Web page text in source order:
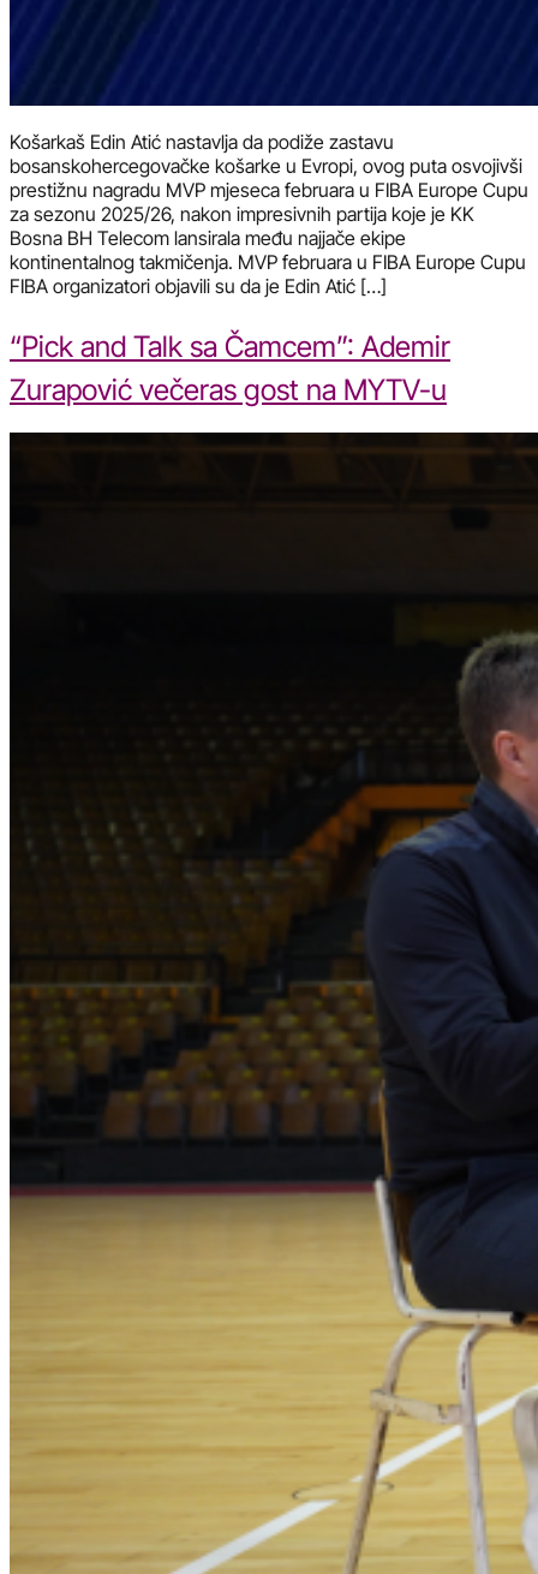
Košarkaš Edin Atić nastavlja da podiže zastavu
bosanskohercegovačke košarke u Evropi, ovog puta osvojivši
prestižnu nagradu MVP mjeseca februara u FIBA Europe Cupu
za sezonu 2025/26, nakon impresivnih partija koje je KK
Bosna BH Telecom lansirala među najjače ekipe
kontinentalnog takmičenja. MVP februara u FIBA Europe Cupu
FIBA organizatori objavili su da je Edin Atić […]
“Pick and Talk sa Čamcem”: Ademir
Zurapović večeras gost na MYTV-u